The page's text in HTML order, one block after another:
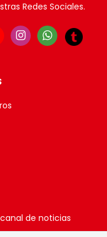
Redes Sociales.
de noticias